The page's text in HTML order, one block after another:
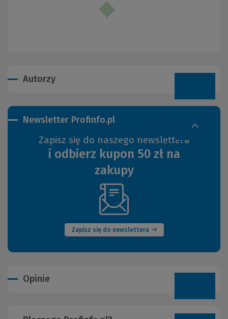
Autorzy
Newsletter Profinfo.pl
Zapisz się do naszego newslettera
i odbierz kupon 50 zł na
zakupy
Zapisz się do newslettera
(Nowe
okno)
Opinie